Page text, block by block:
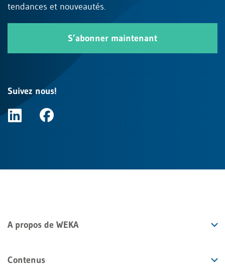
tendances et nouveautés.
S’abonner maintenant
Suivez nous!
A propos de WEKA
Contenus